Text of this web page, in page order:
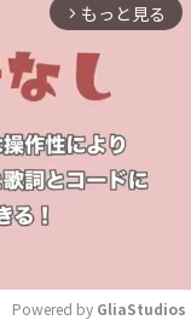
arrow_forward_ios もっと見る
Powered by GliaStudios